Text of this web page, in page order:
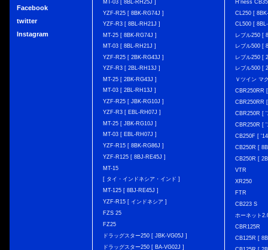
Facebook
twitter
Instagram
MT-03 [ 8BL-RH25J ]
YZF-R25 [ 8BK-RG74J ]
YZF-R3 [ 8BL-RH21J ]
MT-25 [ 8BK-RG74J ]
MT-03 [ 8BL-RH21J ]
YZF-R25 [ 2BK-RG43J ]
YZF-R3 [ 2BL-RH13J ]
MT-25 [ 2BK-RG43J ]
MT-03 [ 2BL-RH13J ]
YZF-R25 [ JBK-RG10J ]
YZF-R3 [ EBL-RH07J ]
MT-25 [ JBK-RG10J ]
MT-03 [ EBL-RH07J ]
YZF-R15 [ 8BK-RG86J ]
YZF-R125 [ 8BJ-RE45J ]
MT-15
[ タイ・インドネシア・インド ]
MT-125 [ 8BJ-RE45J ]
YZF-R15 [ インドネシア ]
FZS 25
FZ25
ドラッグスター250 [ JBK-VG05J ]
ドラッグスター250 [ BA-VG02J ]
H'ness
CL250 [
CL500 [
レブル250 [
レブル500 [
レブル250 [
レブル500 [
Ｖツイン マ
CBR250RR
CBR250RR
CBR250R [
CBR250R [
CB250F [
CB250R [
CB250R [
VTR
XR250
FTR
CB223 S
ホーネット
CBR125R
CB125R [